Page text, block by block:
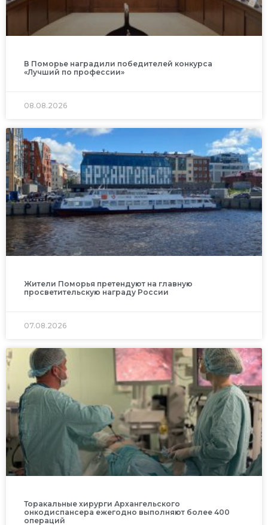
В Поморье наградили победителей конкурса
«Лучший по профессии»
08.08.2026
Жители Поморья претендуют на главную
просветительскую награду России
07.08.2026
Торакальные хирурги Архангельского
онкодиспансера ежегодно выполняют более 400
операций